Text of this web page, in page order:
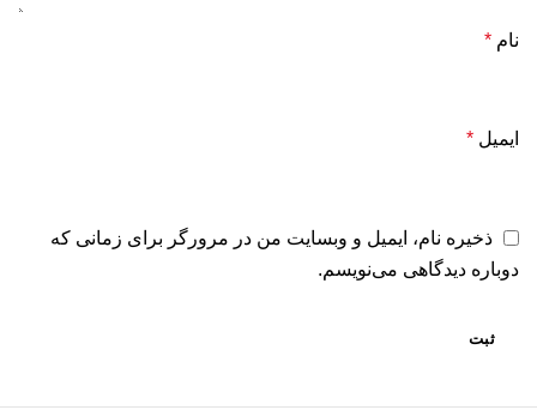
نام *
ایمیل *
ذخیره نام، ایمیل و وبسایت من در مرورگر برای زمانی که
دوباره دیدگاهی می‌نویسم.